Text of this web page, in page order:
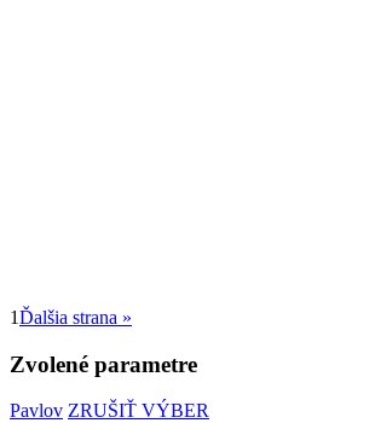
1Ďalšia strana »
Zvolené parametre
Pavlov ZRUŠIŤ VÝBER